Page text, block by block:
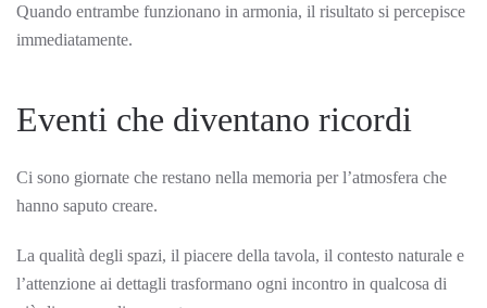
Quando entrambe funzionano in armonia, il risultato si percepisce
immediatamente.
Eventi che diventano ricordi
Ci sono giornate che restano nella memoria per l’atmosfera che
hanno saputo creare.
La qualità degli spazi, il piacere della tavola, il contesto naturale e
l’attenzione ai dettagli trasformano ogni incontro in qualcosa di